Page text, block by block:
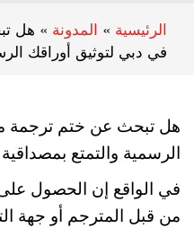
الرئيسية » المدونة » هل
في دبي لتوثيق أوراقك
هل تبحث عن ختم ترجمة
الرسمية والتمتع
في الواقع إن الحصول
من قبل المترجم أو جهة